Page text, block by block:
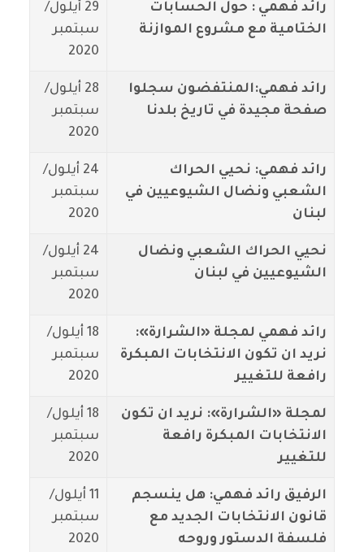
رائد فهمي : حول الحسابات
الختامية مع مشروع الموازنة
29 أيلول/
سبتمبر
2020
رائد فهمي:المنتفضون سجلوا
صفحة مجيدة في تاريخ بلدنا
28 أيلول/
سبتمبر
2020
رائد فهمي: نحيي الحراك
الشعبي ونضال الشيوعيين في
لبنان
24 أيلول/
سبتمبر
2020
نحيي الحراك الشعبي ونضال
الشيوعيين في لبنان
24 أيلول/
سبتمبر
2020
رائد فهمي لمجلة «الشرارة»:
نريد ان تكون الانتخابات المبكرة
رافعة للتغيير
18 أيلول/
سبتمبر
2020
لمجلة «الشرارة»: نريد ان تكون
الانتخابات المبكرة رافعة
للتغيير
18 أيلول/
سبتمبر
2020
الرفيق رائد فهمي: هل ينسجم
قانون الانتخابات الجديد مع
فلسفة الدستور وروحه
11 أيلول/
سبتمبر
2020